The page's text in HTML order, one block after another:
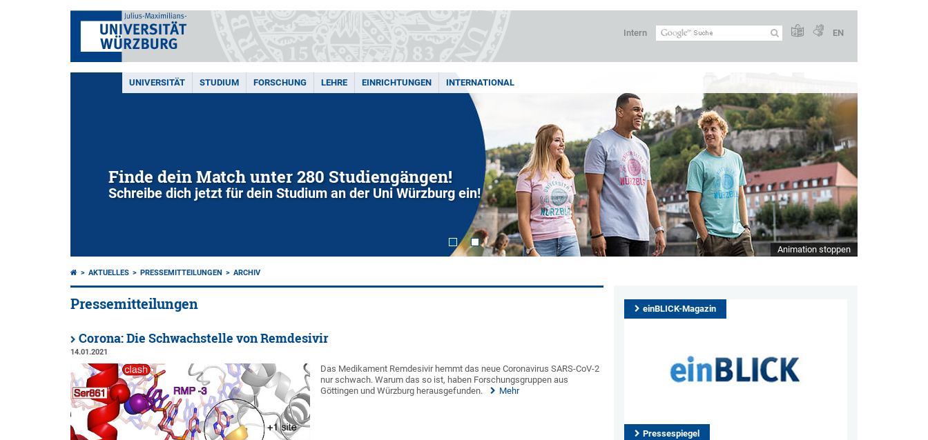
Intern EN
UNIVERSITÄT STUDIUM FORSCHUNG LEHRE EINRICHTUNGEN INTERNATIONAL
Finde dein Match unter 280 Studiengängen!
Schreibe dich jetzt für dein Studium an der Uni Würzburg ein!
Animation stoppen
AKTUELLES PRESSEMITTEILUNGEN ARCHIV
Pressemitteilungen
Corona: Die Schwachstelle von Remdesivir
14.01.2021
Das Medikament Remdesivir hemmt das neue Coronavirus SARS-CoV-2
nur schwach. Warum das so ist, haben Forschungsgruppen aus
Göttingen und Würzburg herausgefunden.
Mehr
einBLICK-Magazin
Pressespiegel